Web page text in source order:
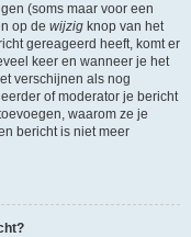
(soms maar voor een
op de wijzig knop van het
gereageerd heeft, komt er
keer en wanneer je het
verschijnen als nog
of moderator je bericht
waarom ze je
bericht is niet meer